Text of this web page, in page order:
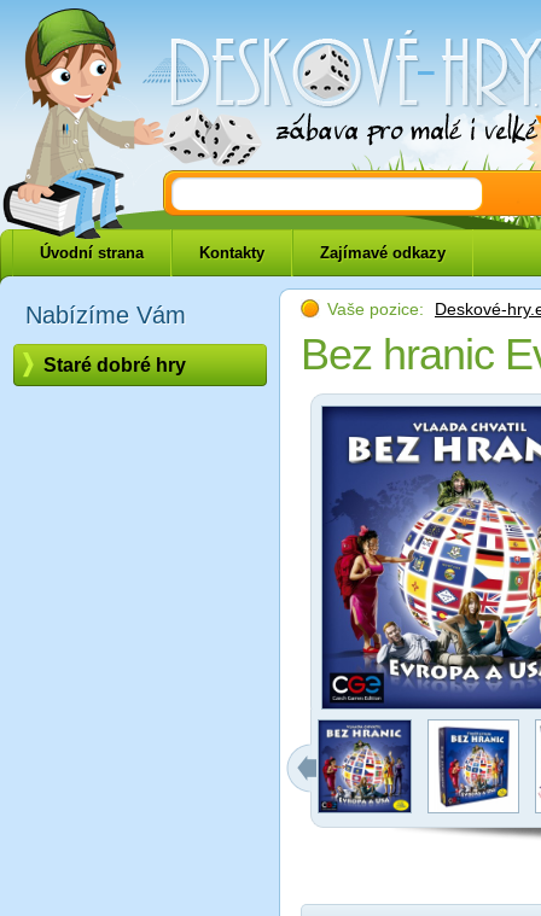
Deskové-hry.eu
Úvodní strana Kontakty Zajímavé odkazy
Nabízíme Vám
Staré dobré hry
Vaše pozice: Deskové-
Bez hranic